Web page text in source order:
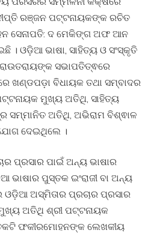
ରଞ୍ଜନ ପଟ୍ଟନାୟକଙ୍କ ରଚିତ
ସେନାପତି: ଦ ମେକିଙ୍ଗ ଅଫ ଆନ
। ଓଡ଼ିଆ ଭାଷା, ସାହିତ୍ୟ ଓ ସଂସ୍କୃତି
ସଭାପତିତ୍ଵରେ
ଖଣ୍ଡପଡ଼ା ବିଧାୟକ ତଥା ସମ୍ବାଦର
ମୁଖ୍ୟ ଅତିଥି, ସାହିତ୍ୟ
ସମ୍ମାନିତ ଅତିଥି, ଅଭିରାମ ବିଶ୍ଵାଳ
ଦେଇଥିଲେ ।
ପ୍ରସାର ପାଇଁ ଅନ୍ୟ ଭାଷାର
ଭାଷାର ପୁସ୍ତକ ଇଂରାଜୀ ବା ଅନ୍ୟ
ଓଡ଼ିଆ ଅସ୍ମିତାର ପ୍ରଚାର ପ୍ରସାର
ଅତିଥି ଶ୍ରୀ ପଟ୍ଟନାୟକ
ଫକୀରମୋହନଙ୍କ ଲେଖକୀୟ